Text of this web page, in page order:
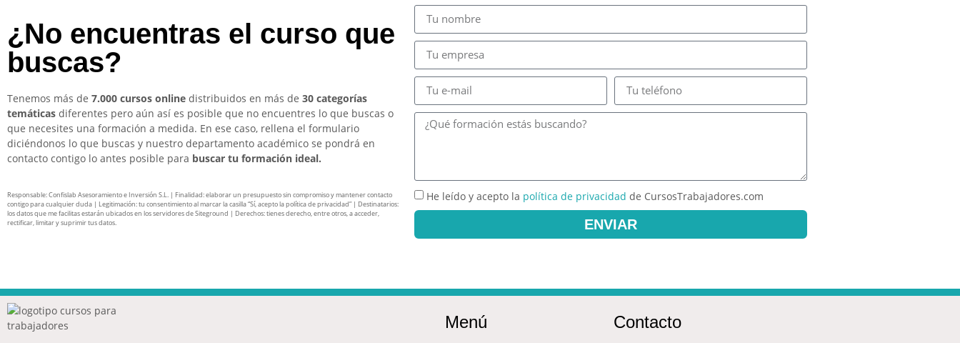
¿No encuentras el curso que
buscas?
Tenemos más de 7.000 cursos online distribuidos en más de 30 categorías
temáticas diferentes pero aún así es posible que no encuentres lo que buscas o
que necesites una formación a medida. En ese caso, rellena el formulario
diciéndonos lo que buscas y nuestro departamento académico se pondrá en
contacto contigo lo antes posible para buscar tu formación ideal.
Responsable: Confislab Asesoramiento e Inversión S.L. | Finalidad: elaborar un presupuesto sin compromiso y mantener contacto
contigo para cualquier duda | Legitimación: tu consentimiento al marcar la casilla “Sí, acepto la política de privacidad” | Destinatarios:
los datos que me facilitas estarán ubicados en los servidores de Siteground | Derechos: tienes derecho, entre otros, a acceder,
rectificar, limitar y suprimir tus datos.
He leído y acepto la política de privacidad de CursosTrabajadores.com
ENVIAR
Menú Contacto